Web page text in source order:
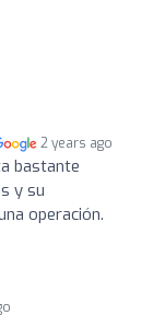
2 years ago
bastante
y su
operación.